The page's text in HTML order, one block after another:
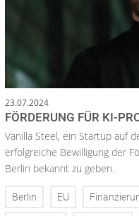
23.07.2024
FÖRDERUNG FÜR KI-
Vanilla Steel, ein Startup auf
erfolgreiche Bewilligung der
Berlin bekannt zu geben.
Berlin EU